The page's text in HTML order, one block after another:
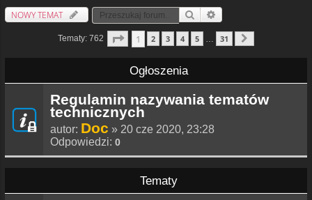
NOWY TEMAT Szukaj
Tematy: 762 Strona1 31
1 2 3 4 5 31
Ogłoszenia
Regulamin nazywania tematów
technicznych
autor: Doc » 20 cze 2020, 23:28
Odpowiedzi: 0
Tematy